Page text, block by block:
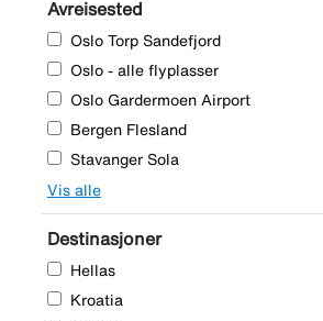
Avreisested
Oslo Torp Sandefjord
Oslo - alle flyplasser
Oslo Gardermoen Airport
Bergen Flesland
Stavanger Sola
Vis alle
Destinasjoner
Hellas
Kroatia